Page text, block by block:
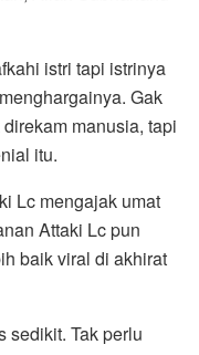
istri tapi istrinya
Gak
manusia, tapi
itu.
Lc mengajak umat
Attaki Lc pun
baik viral di akhirat
sedikit. Tak perlu